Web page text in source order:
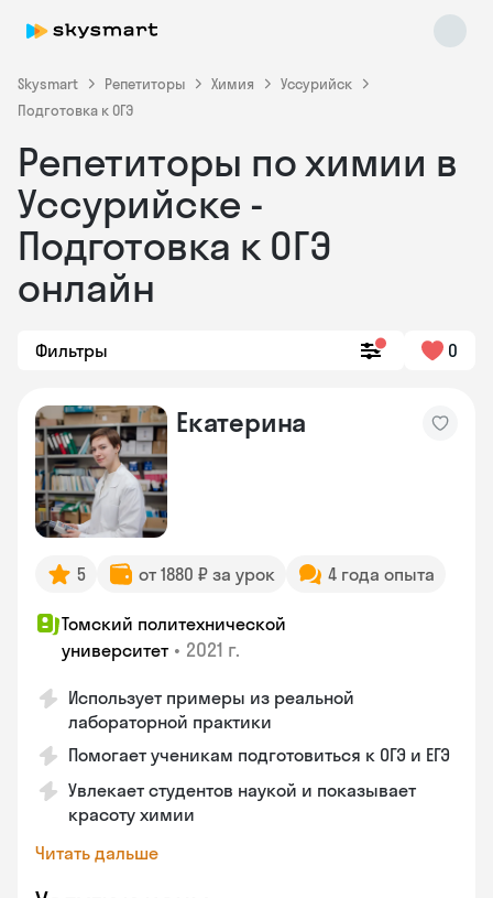
Skysmart Репетиторы Химия
Уссурийск
Подготовка к ОГЭ
Репетиторы по химии в
Уссурийске -
Подготовка к ОГЭ
онлайн
Фильтры 0
Екатерина
5 от 1880 ₽ за урок 4 года опыта
Томский политехнической
университет • 2021 г.
Использует примеры из реальной
лабораторной практики
Помогает ученикам подготовиться к ОГЭ и ЕГЭ
Увлекает студентов наукой и показывает
красоту химии
Читать дальше
Skysmart Chat